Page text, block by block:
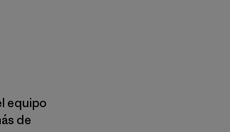
equipo
de